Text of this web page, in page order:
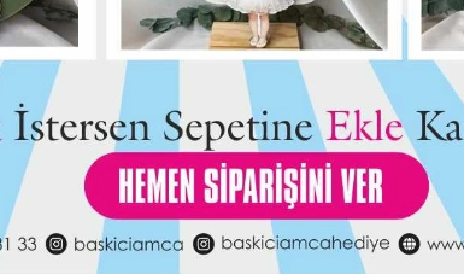
%17
180,00 TL
150,00 TL
Öğretmen - Teacher Kupa
Bardak